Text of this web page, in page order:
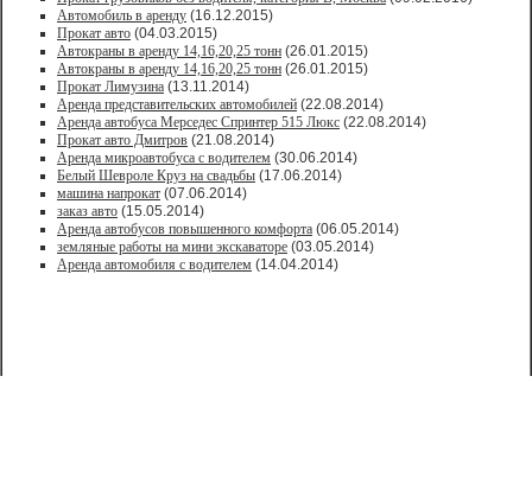
Автомобиль в аренду (16.12.2015)
Прокат авто (04.03.2015)
Автокраны в аренду 14,16,20,25 тонн (26.01.2015)
Автокраны в аренду 14,16,20,25 тонн (26.01.2015)
Прокат Лимузина (13.11.2014)
Аренда представительских автомобилей (22.08.2014)
Аренда автобуса Мерседес Спринтер 515 Люкс (22.08.2014)
Прокат авто Дмитров (21.08.2014)
Аренда микроавтобуса с водителем (30.06.2014)
Белый Шевроле Круз на свадьбы (17.06.2014)
машина напрокат (07.06.2014)
заказ авто (15.05.2014)
Аренда автобусов повышенного комфорта (06.05.2014)
земляные работы на мини экскаваторе (03.05.2014)
Аренда автомобиля с водителем (14.04.2014)